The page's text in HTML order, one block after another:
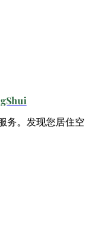
务。发现您居住空